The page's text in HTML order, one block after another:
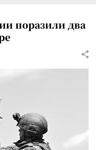
поразили два